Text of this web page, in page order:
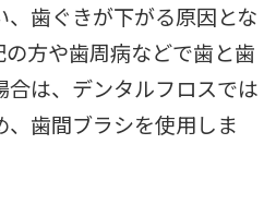
、歯ぐきが下がる原因とな
の方や歯周病などで歯と歯
は、デンタルフロスでは
歯間ブラシを使用しま